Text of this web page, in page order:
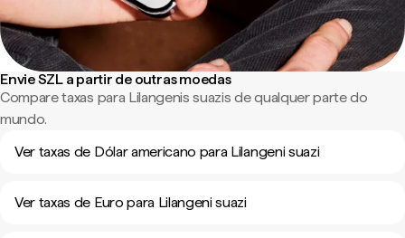
Envie SZL a partir de outras moedas
Compare taxas para Lilangenis suazis de qualquer parte do
mundo.
Ver taxas de Dólar americano para Lilangeni suazi
Ver taxas de Euro para Lilangeni suazi